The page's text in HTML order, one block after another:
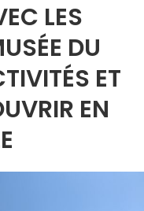
LES
DU
ET
EN